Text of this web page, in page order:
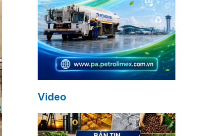
Video